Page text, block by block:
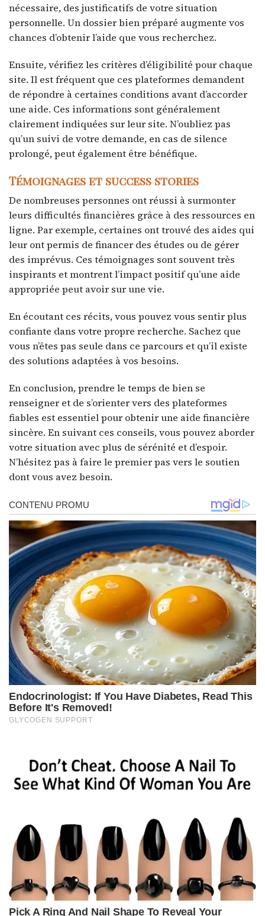
nécessaire, des justificatifs de votre situation
personnelle. Un dossier bien préparé augmente vos
chances d’obtenir l’aide que vous recherchez.
Ensuite, vérifiez les critères d’éligibilité pour chaque
site. Il est fréquent que ces plateformes demandent
de répondre à certaines conditions avant d’accorder
une aide. Ces informations sont généralement
clairement indiquées sur leur site. N’oubliez pas
qu’un suivi de votre demande, en cas de silence
prolongé, peut également être bénéfique.
Témoignages et success stories
De nombreuses personnes ont réussi à surmonter
leurs difficultés financières grâce à des ressources en
ligne. Par exemple, certaines ont trouvé des aides qui
leur ont permis de financer des études ou de gérer
des imprévus. Ces témoignages sont souvent très
inspirants et montrent l’impact positif qu’une aide
appropriée peut avoir sur une vie.
En écoutant ces récits, vous pouvez vous sentir plus
confiante dans votre propre recherche. Sachez que
vous n’êtes pas seule dans ce parcours et qu’il existe
des solutions adaptées à vos besoins.
En conclusion, prendre le temps de bien se
renseigner et de s’orienter vers des plateformes
fiables est essentiel pour obtenir une aide financière
sincère. En suivant ces conseils, vous pouvez aborder
votre situation avec plus de sérénité et d’espoir.
N’hésitez pas à faire le premier pas vers le soutien
dont vous avez besoin.